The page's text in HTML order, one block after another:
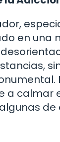
en una
calmar